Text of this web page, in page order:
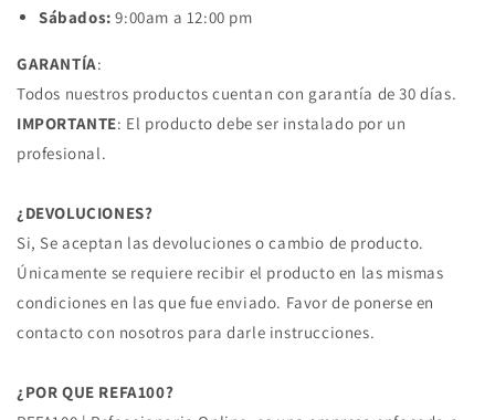
Sábados: 9:00am a 12:00 pm
GARANTÍA:
Todos nuestros productos cuentan con garantía de 30 días.
IMPORTANTE: El producto debe ser instalado por un
profesional.
¿DEVOLUCIONES?
Si, Se aceptan las devoluciones o cambio de producto.
Únicamente se requiere recibir el producto en las mismas
condiciones en las que fue enviado. Favor de ponerse en
contacto con nosotros para darle instrucciones.
¿POR QUE REFA100?